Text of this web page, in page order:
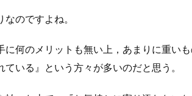
のですよね。
に何のメリットも無い上，あまりに重い
いる』という方々が多いのだと思う。